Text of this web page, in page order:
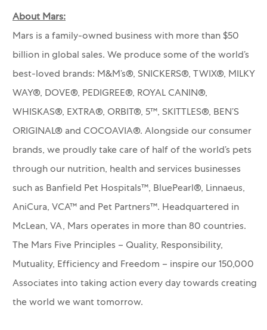
About Mars:
Mars is a family-owned business with more than $50
billion in global sales. We produce some of the world’s
best-loved brands: M&M’s®, SNICKERS®, TWIX®, MILKY
WAY®, DOVE®, PEDIGREE®, ROYAL CANIN®,
WHISKAS®, EXTRA®, ORBIT®, 5™, SKITTLES®, BEN’S
ORIGINAL® and COCOAVIA®. Alongside our consumer
brands, we proudly take care of half of the world’s pets
through our nutrition, health and services businesses
such as Banfield Pet Hospitals™, BluePearl®, Linnaeus,
AniCura, VCA™ and Pet Partners™. Headquartered in
McLean, VA, Mars operates in more than 80 countries.
The Mars Five Principles – Quality, Responsibility,
Mutuality, Efficiency and Freedom – inspire our 150,000
Associates into taking action every day towards creating
the world we want tomorrow.